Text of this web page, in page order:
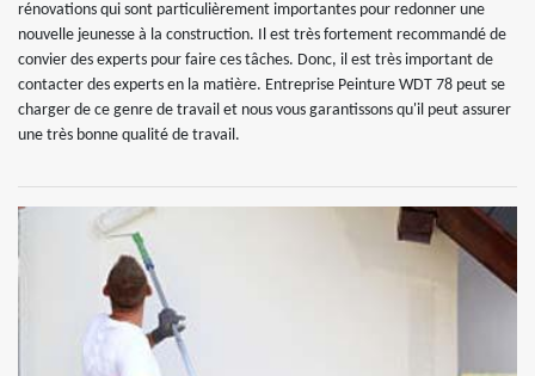
rénovations qui sont particulièrement importantes pour redonner une
nouvelle jeunesse à la construction. Il est très fortement recommandé de
convier des experts pour faire ces tâches. Donc, il est très important de
contacter des experts en la matière. Entreprise Peinture WDT 78 peut se
charger de ce genre de travail et nous vous garantissons qu'il peut assurer
une très bonne qualité de travail.